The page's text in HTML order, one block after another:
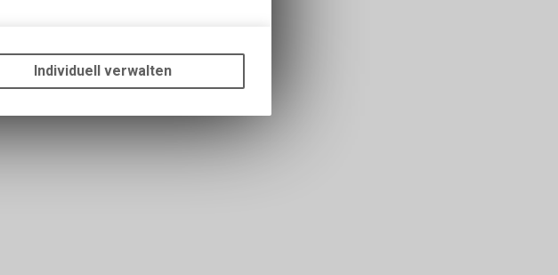
unseres Online-Angebots, wie die
Bitte beachten Sie, dass die
Individuell verwalten